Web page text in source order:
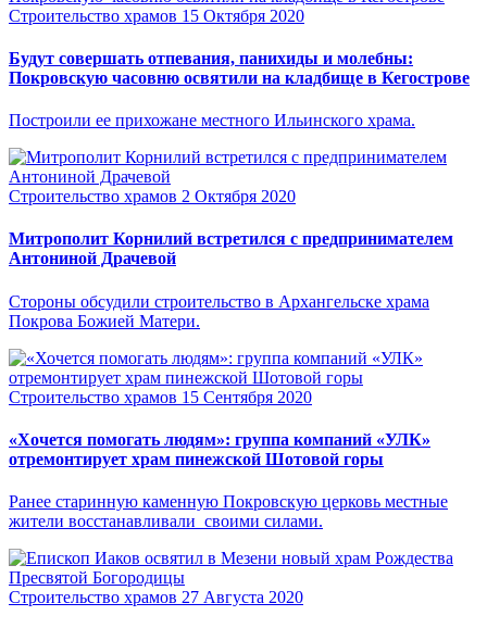
Строительство храмов 15 Октября 2020
Будут совершать отпевания, панихиды и молебны:
Покровскую часовню освятили на кладбище в Кегострове
Построили ее прихожане местного Ильинского храма.
Строительство храмов 2 Октября 2020
Митрополит Корнилий встретился с предпринимателем
Антониной Драчевой
Стороны обсудили строительство в Архангельске храма
Покрова Божией Матери.
Строительство храмов 15 Сентября 2020
«Хочется помогать людям»: группа компаний «УЛК»
отремонтирует храм пинежской Шотовой горы
Ранее старинную каменную Покровскую церковь местные
жители восстанавливали своими силами.
Строительство храмов 27 Августа 2020